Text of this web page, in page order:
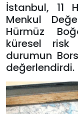
İstanbul, 11
Menkul
Hürmüz
küresel risk
durumun
değerlendirdi.